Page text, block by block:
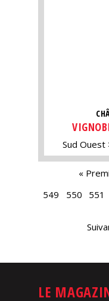
Sud Ouest
«
549
550 551
LE